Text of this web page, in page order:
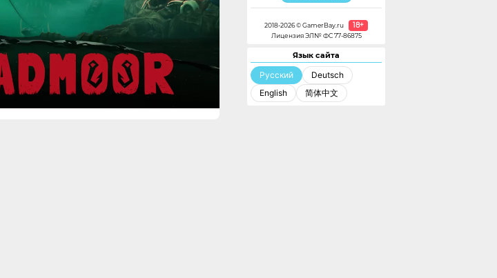
2018-2026 © GamerBay.ru 18+
Лицензия ЭЛ№ ФС 77-86875
Язык сайта
Русский
Deutsch
English
简体中文